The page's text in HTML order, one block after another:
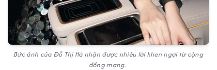
Bức ảnh của Đỗ Thị Hà nhận được nhiều lời khen ngợi từ cộng
đồng mạng.